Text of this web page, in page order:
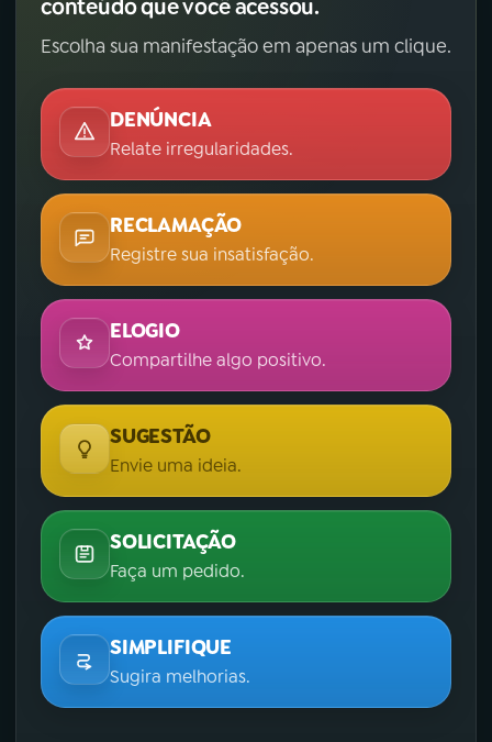
conteúdo que você acessou.
Escolha sua manifestação em apenas um clique.
DENÚNCIA
Relate irregularidades.
RECLAMAÇÃO
Registre sua insatisfação.
ELOGIO
Compartilhe algo positivo.
SUGESTÃO
Envie uma ideia.
SOLICITAÇÃO
Faça um pedido.
SIMPLIFIQUE
Sugira melhorias.